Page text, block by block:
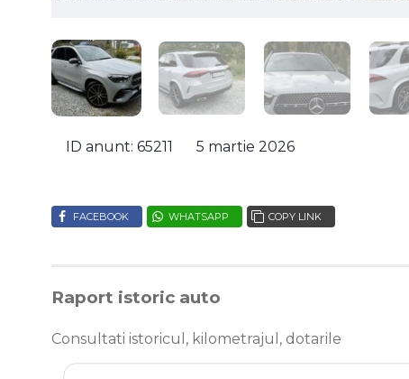
ID anunt: 65211 5 martie 2026
FACEBOOK WHATSAPP COPY LINK
Raport istoric auto
Consultati istoricul, kilometrajul, dotarile